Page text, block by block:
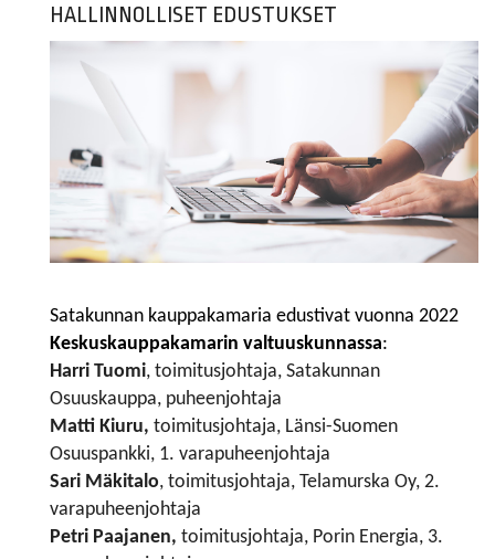
HALLINNOLLISET EDUSTUKSET
Satakunnan kauppakamaria edustivat vuonna 2022
Keskuskauppakamarin valtuuskunnassa:
Harri Tuomi, toimitusjohtaja, Satakunnan
Osuuskauppa, puheenjohtaja
Matti Kiuru, toimitusjohtaja, Länsi-Suomen
Osuuspankki, 1. varapuheenjohtaja
Sari Mäkitalo, toimitusjohtaja, Telamurska Oy, 2.
varapuheenjohtaja
Petri Paajanen, toimitusjohtaja, Porin Energia, 3.